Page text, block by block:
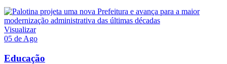
Visualizar
05 de Ago
Educação